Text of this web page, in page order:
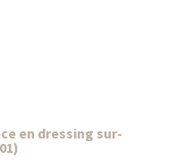
en dressing sur-